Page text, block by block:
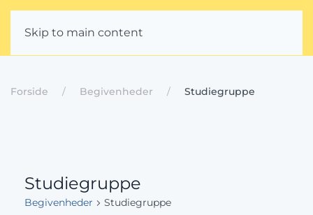
Skip to main content
Forside Begivenheder Studiegruppe
Studiegruppe
Begivenheder Studiegruppe